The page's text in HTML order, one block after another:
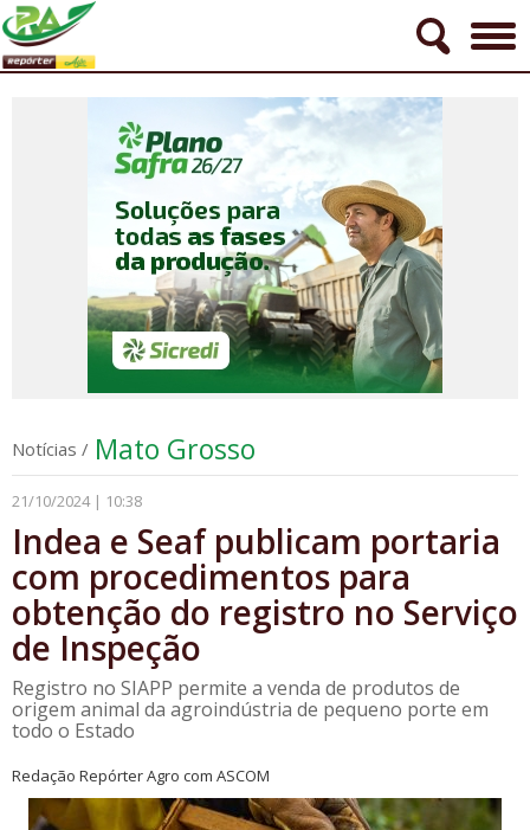
Notícias / Mato Grosso
21/10/2024 | 10:38
Indea e Seaf publicam portaria
com procedimentos para
obtenção do registro no Serviço
de Inspeção
Registro no SIAPP permite a venda de produtos de
origem animal da agroindústria de pequeno porte em
todo o Estado
Redação Repórter Agro com ASCOM